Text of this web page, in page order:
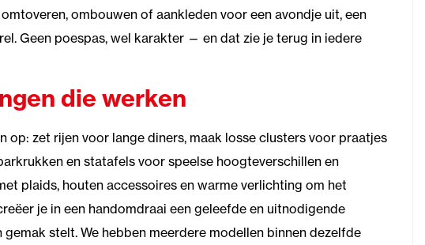
ombouwen of aankleden voor een avondje uit, een
Geen poespas, wel karakter — en dat zie je terug in iedere
die werken
op: zet rijen voor lange diners, maak losse clusters voor praatjes
en statafels voor speelse hoogteverschillen en
plaids, houten accessoires en warme verlichting om het
je in een handomdraai een geleefde en uitnodigende
stelt. We hebben meerdere modellen binnen dezelfde